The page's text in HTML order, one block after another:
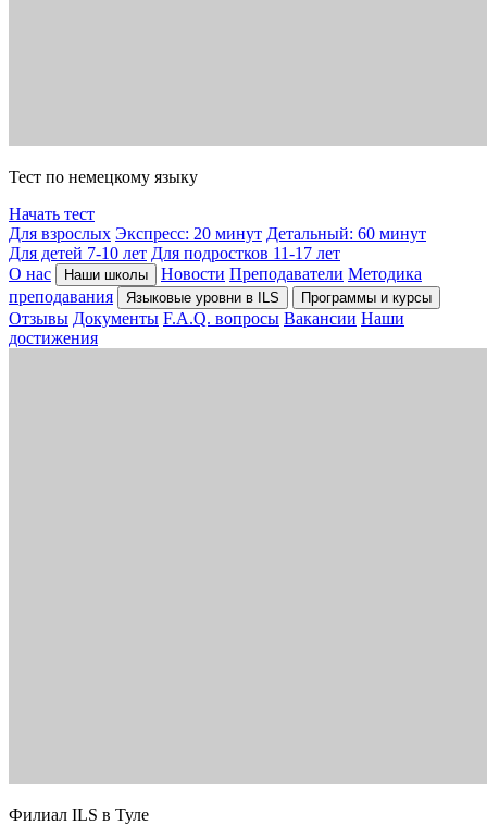
Тест по немецкому языку
Начать тест
Для взрослых Экспресс: 20 минут Детальный: 60 минут
Для детей 7-10 лет Для подростков 11-17 лет
О нас
Наши школы Новости Преподаватели Методика
преподавания
Языковые уровни в ILS Программы и курсы
Отзывы Документы F.A.Q. вопросы Вакансии Наши
достижения
Филиал ILS в Туле